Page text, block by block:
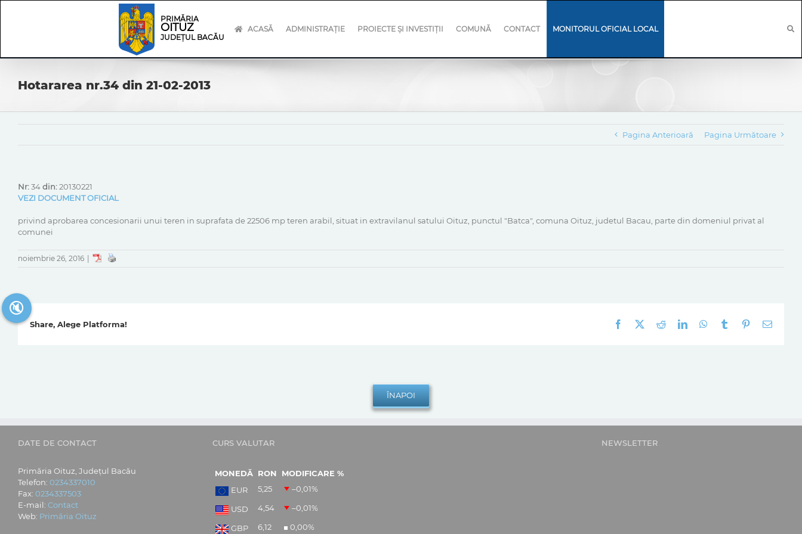
PRIMĂRIA
OITUZ
JUDEȚUL BACĂU
ACASĂ ADMINISTRAȚIE PROIECTE ȘI INVESTIȚII COMUNĂ CONTACT MONITORUL OFICIAL LOCAL
Hotararea nr.34 din 21-02-2013
Pagina Anterioară Pagina Următoare
Nr:34din:20130221
VEZI DOCUMENT OFICIAL
privind aprobarea concesionarii unui teren in suprafata de 22506 mp teren arabil, situat in extravilanul satului Oituz, punctul "Batca", comuna Oituz, judetul Bacau, parte din domeniul privat al
comunei
noiembrie 26, 2016
Share, Alege Platforma! Facebook RedditLinkedInWhatsApp
Tumblr Pinterest
E-
DATE DE CONTACT
Primăria Oituz, Județul Bacău
Telefon: 0234337010
Fax: 0234337503
E-mail: Contact
Web: Primăria Oituz
CURS VALUTAR
MONEDĂ RON
MODIFICARE %
EUR
5,25 –0,01%
USD 4,54 –0,01%
GBP 6,12 0,00%
NEWSLETTER
🔇